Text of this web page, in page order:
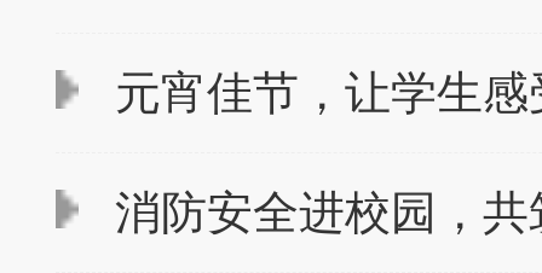
元宵佳节，让学生感
消防安全进校园，共